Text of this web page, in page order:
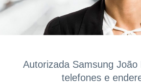
Autorizada Samsung João
telefones e